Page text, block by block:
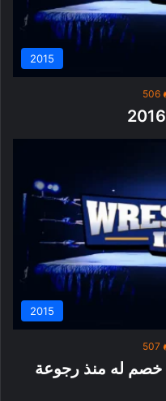
2015
506
2015
507
خصم له منذ رجوعة